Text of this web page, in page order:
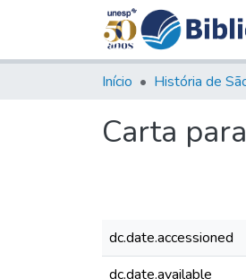
Início História de
Carta
dc.date.accessioned
dc.date.available